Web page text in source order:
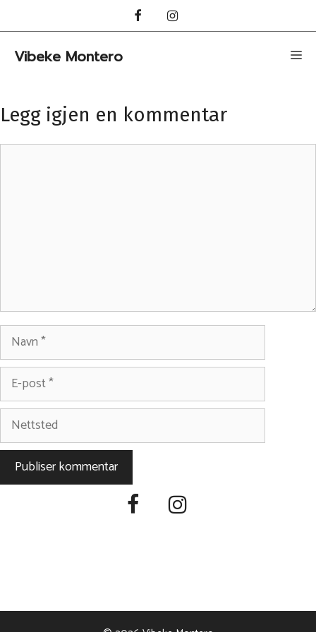
til
innhold
Vibeke Montero
Legg igjen en kommentar
Navn
post
Nettsted